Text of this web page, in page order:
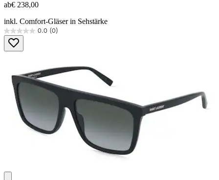
ab€ 238,00
inkl. Comfort-Gläser in Sehstärke
0.0 (0)
0.0
von
5